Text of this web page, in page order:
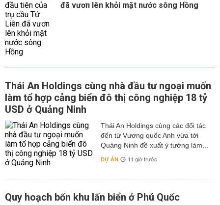
đã vươn lên khỏi mặt nước sông Hồng
Thái An Holdings cùng nhà đầu tư ngoại muốn
làm tổ hợp cảng biển đô thị công nghiệp 18 tỷ
USD ở Quảng Ninh
Thái An Holdings cùng các đối tác
đến từ Vương quốc Anh vừa tới
Quảng Ninh đề xuất ý tưởng làm...
DỰ ÁN 11 giờ trước
Quy hoạch bốn khu lấn biển ở Phú Quốc